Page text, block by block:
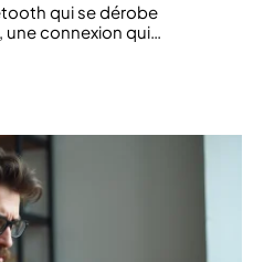
qui se dérobe
une connexion qui…